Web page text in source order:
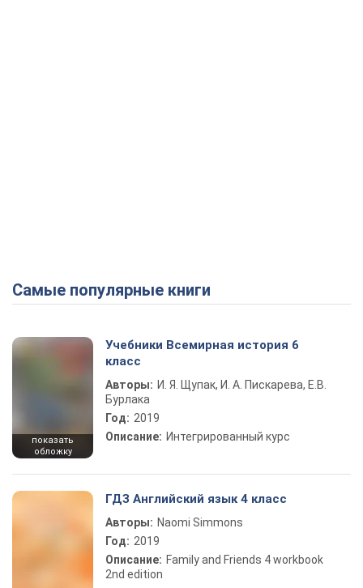
Самые популярные книги
показать
обложку
Учебники Всемирная история 6
класс
Авторы: И. Я. Щупак, И. А. Пискарева, Е.В.
Бурлака
Год: 2019
Описание: Интегрированный курс
ГДЗ Английский язык 4 класс
Авторы: Naomi Simmons
Год: 2019
Описание: Family and Friends 4 workbook
2nd edition